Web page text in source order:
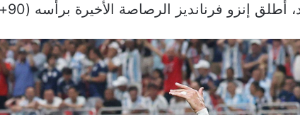
إنزو فرنانديز الرصاصة الأخيرة برأسه (90+2).